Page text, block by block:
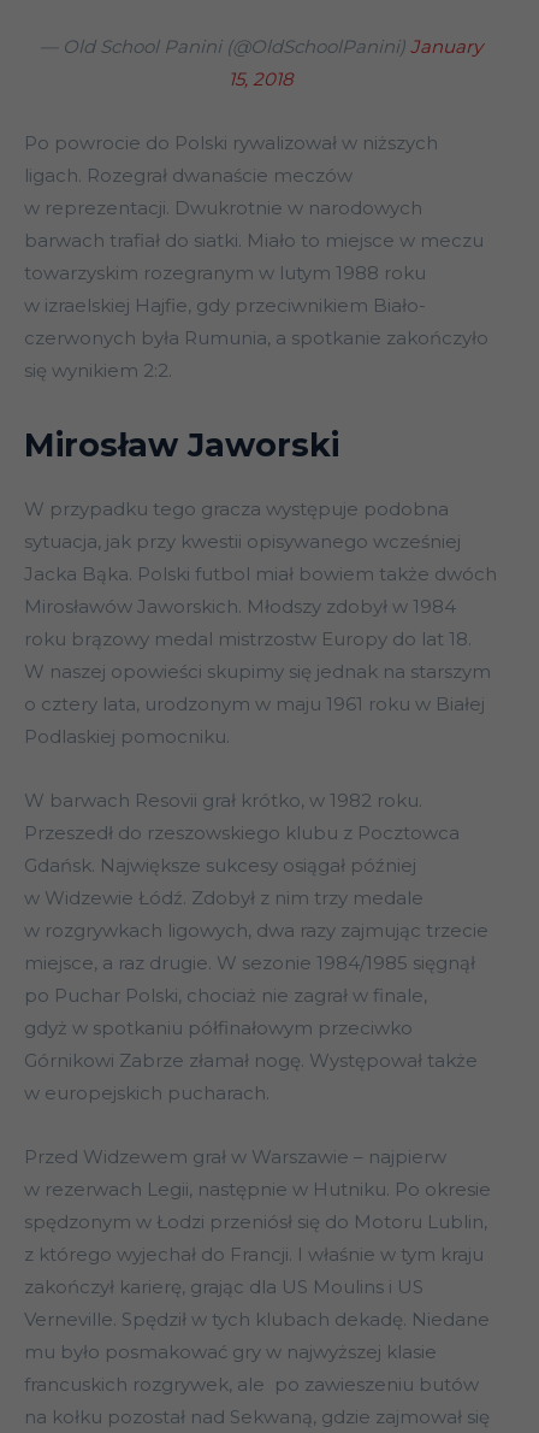
— Old School Panini (@OldSchoolPanini) January
15, 2018
Po powrocie do Polski rywalizował w niższych
ligach. Rozegrał dwanaście meczów
w reprezentacji. Dwukrotnie w narodowych
barwach trafiał do siatki. Miało to miejsce w meczu
towarzyskim rozegranym w lutym 1988 roku
w izraelskiej Hajfie, gdy przeciwnikiem Biało-
czerwonych była Rumunia, a spotkanie zakończyło
się wynikiem 2:2.
Mirosław Jaworski
W przypadku tego gracza występuje podobna
sytuacja, jak przy kwestii opisywanego wcześniej
Jacka Bąka. Polski futbol miał bowiem także dwóch
Mirosławów Jaworskich. Młodszy zdobył w 1984
roku brązowy medal mistrzostw Europy do lat 18.
W naszej opowieści skupimy się jednak na starszym
o cztery lata, urodzonym w maju 1961 roku w Białej
Podlaskiej pomocniku.
W barwach Resovii grał krótko, w 1982 roku.
Przeszedł do rzeszowskiego klubu z Pocztowca
Gdańsk. Największe sukcesy osiągał później
w Widzewie Łódź. Zdobył z nim trzy medale
w rozgrywkach ligowych, dwa razy zajmując trzecie
miejsce, a raz drugie. W sezonie 1984/1985 sięgnął
po Puchar Polski, chociaż nie zagrał w finale,
gdyż w spotkaniu półfinałowym przeciwko
Górnikowi Zabrze złamał nogę. Występował także
w europejskich pucharach.
Przed Widzewem grał w Warszawie – najpierw
w rezerwach Legii, następnie w Hutniku. Po okresie
spędzonym w Łodzi przeniósł się do Motoru Lublin,
z którego wyjechał do Francji. I właśnie w tym kraju
zakończył karierę, grając dla US Moulins i US
Verneville. Spędził w tych klubach dekadę. Niedane
mu było posmakować gry w najwyższej klasie
francuskich rozgrywek, ale po zawieszeniu butów
na kołku pozostał nad Sekwaną, gdzie zajmował się